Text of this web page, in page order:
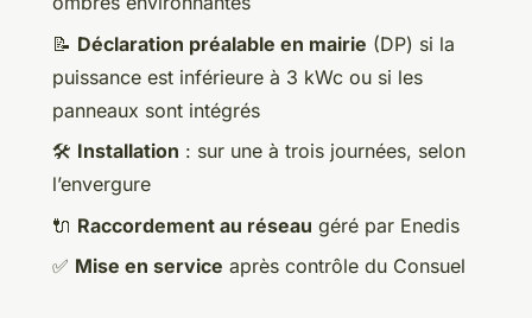
📝 Déclaration préalable en mairie (DP) si la
puissance est inférieure à 3 kWc ou si les
panneaux sont intégrés
🛠️ Installation : sur une à trois journées, selon
l’envergure
🔌 Raccordement au réseau géré par Enedis
✅ Mise en service après contrôle du Consuel